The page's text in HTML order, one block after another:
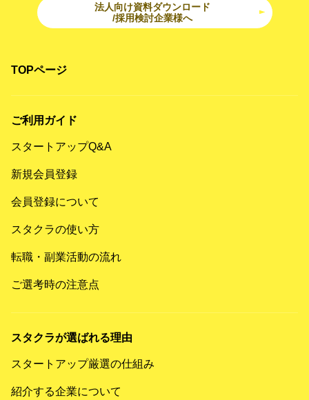
法人向け資料ダウンロード
/採用検討企業様へ
TOPページ
ご利用ガイド
スタートアップQ&A
新規会員登録
会員登録について
スタクラの使い方
転職・副業活動の流れ
ご選考時の注意点
スタクラが選ばれる理由
スタートアップ厳選の仕組み
紹介する企業について